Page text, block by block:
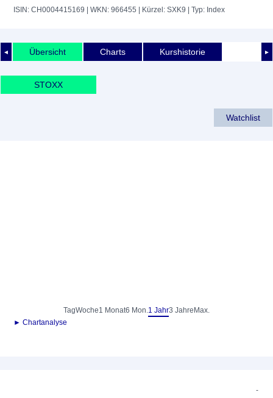
ISIN: CH0004415169 | WKN: 966455 | Kürzel: SXK9 | Typ: Index
◄ ►
Übersicht Charts Kurshistorie
STOXX
Watchlist
TagWoche1 Monat6 Mon.1 Jahr3 Jahre Max.
► Chartanalyse
-